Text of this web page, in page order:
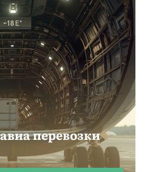
перевозки